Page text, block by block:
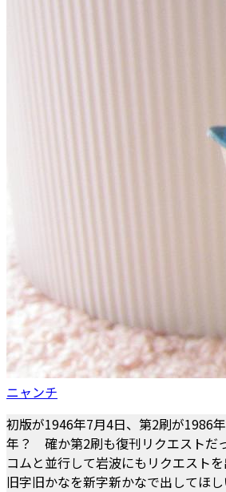
ニャンチ
初版が1946年7月4日、第2刷が1986
年？ 確か第2刷も復刊リクエストだ
コムと並行して岩波にもリクエスト
旧字旧かなを新字新かなで出してほし